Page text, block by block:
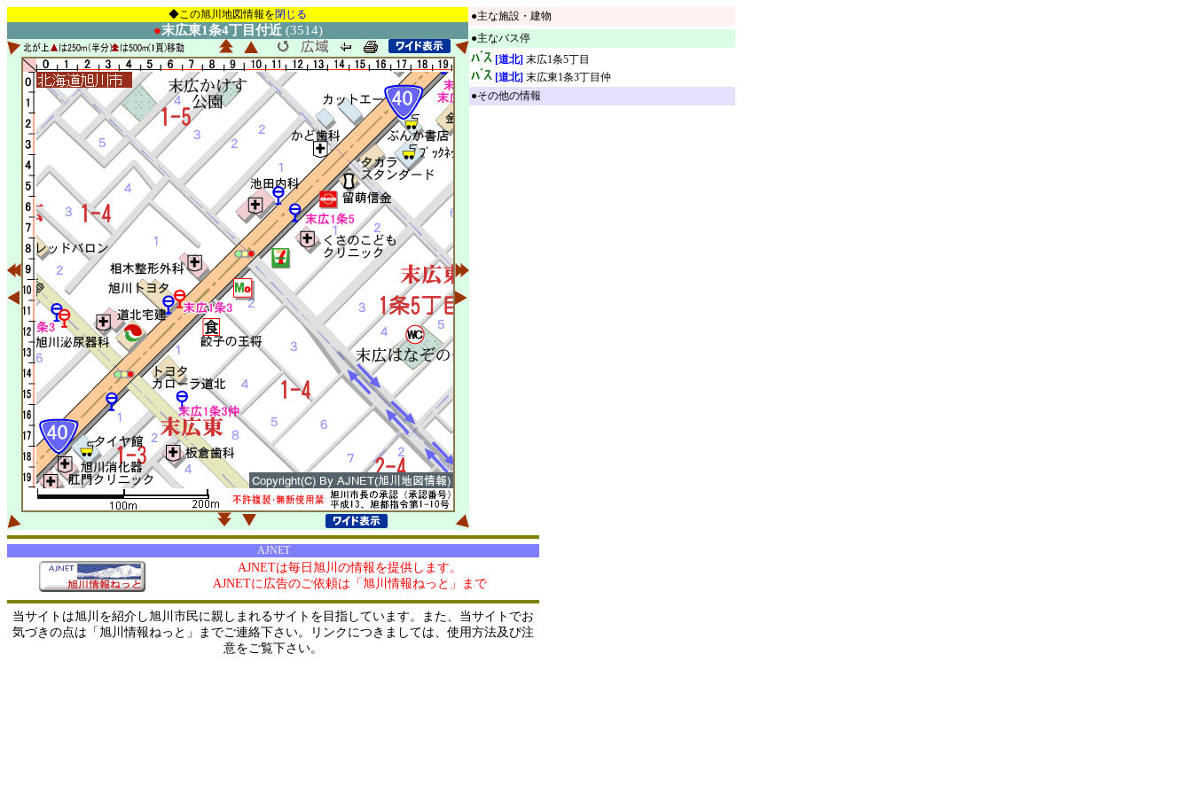
◆この旭川地図情報を閉じる
●末広東1条4丁目付近(3514)
●主な施設・建物
●主なバス停
[道北] 末広1条5丁目
[道北] 末広東1条3丁目仲
●その他の情報
AJNET
AJNETは毎日旭川の情報を提供します。
AJNETに広告のご依頼は「旭川情報ねっと」まで
当サイトは旭川を紹介し旭川市民に親しまれるサイトを目指しています。また、当サイトでお
気づきの点は「旭川情報ねっと」までご連絡下さい。リンクにつきましては、使用方法及び注
意をご覧下さい。